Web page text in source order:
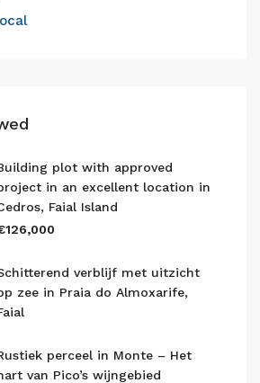
plot with approved
in an excellent location in
Faial Island
verblijf met uitzicht
zee in Praia do Almoxarife,
perceel in Monte – Het
van Pico’s wijngebied